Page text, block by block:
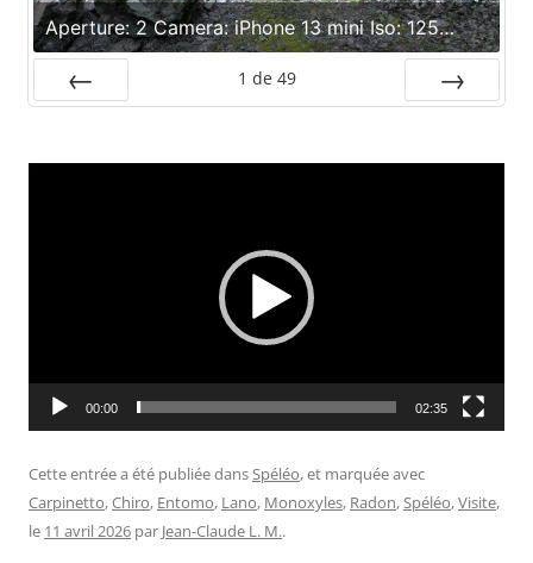
Aperture: 2 Camera: iPhone 13 mini Iso: 125
Orientation: 1
1 de 49
00:00 02:35
Cette entrée a été publiée dansSpéléo, et marquée avec
Carpinetto,Chiro, Entomo, Lano, Monoxyles, Radon,Spéléo,Visite,
le 11 avril 2026 par Jean-Claude L. M..